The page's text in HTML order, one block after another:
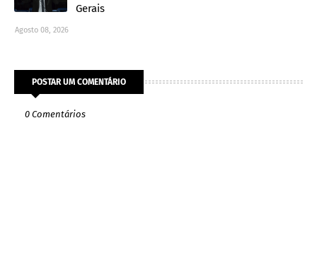
Gerais
Agosto 08, 2026
POSTAR UM COMENTÁRIO
0 Comentários